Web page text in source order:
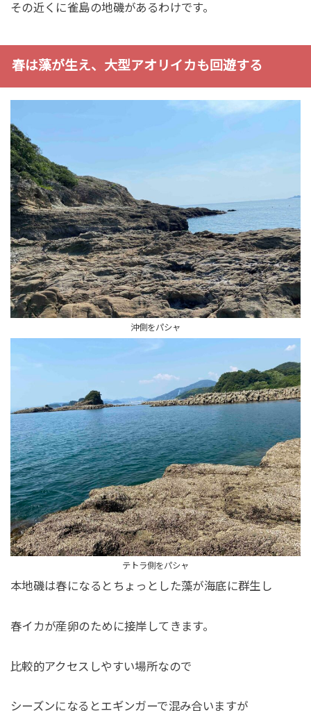
その近くに雀島の地磯があるわけです。
春は藻が生え、大型アオリイカも回遊する
沖側をパシャ
テトラ側をパシャ
本地磯は春になるとちょっとした藻が海底に群生し
春イカが産卵のために接岸してきます。
比較的アクセスしやすい場所なので
シーズンになるとエギンガーで混み合いますが